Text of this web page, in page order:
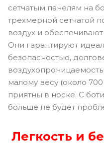
сетчатым панелям на
трехмерной сетчатой
воздух и
Они гарантируют
безопасностью,
малому весу (около
приятны в носке. С
больше не будет
Легкость и